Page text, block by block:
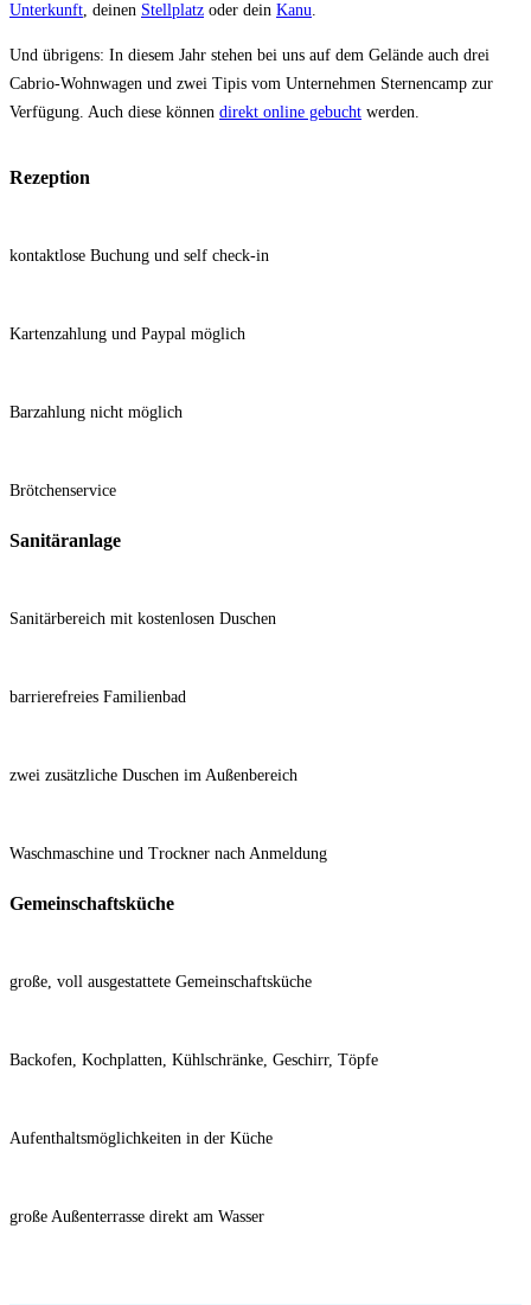
Unterkunft, deinen Stellplatz oder dein Kanu.
Und übrigens: In diesem Jahr stehen bei uns auf dem Gelände auch drei
Cabrio-Wohnwagen und zwei Tipis vom Unternehmen Sternencamp zur
Verfügung. Auch diese können direkt online gebucht werden.
Rezeption
kontaktlose Buchung und self check-in
Kartenzahlung und Paypal möglich
Barzahlung nicht möglich
Brötchenservice
Sanitäranlage
Sanitärbereich mit kostenlosen Duschen
barrierefreies Familienbad
zwei zusätzliche Duschen im Außenbereich
Waschmaschine und Trockner nach Anmeldung
Gemeinschaftsküche
große, voll ausgestattete Gemeinschaftsküche
Backofen, Kochplatten, Kühlschränke, Geschirr, Töpfe
Aufenthaltsmöglichkeiten in der Küche
große Außenterrasse direkt am Wasser